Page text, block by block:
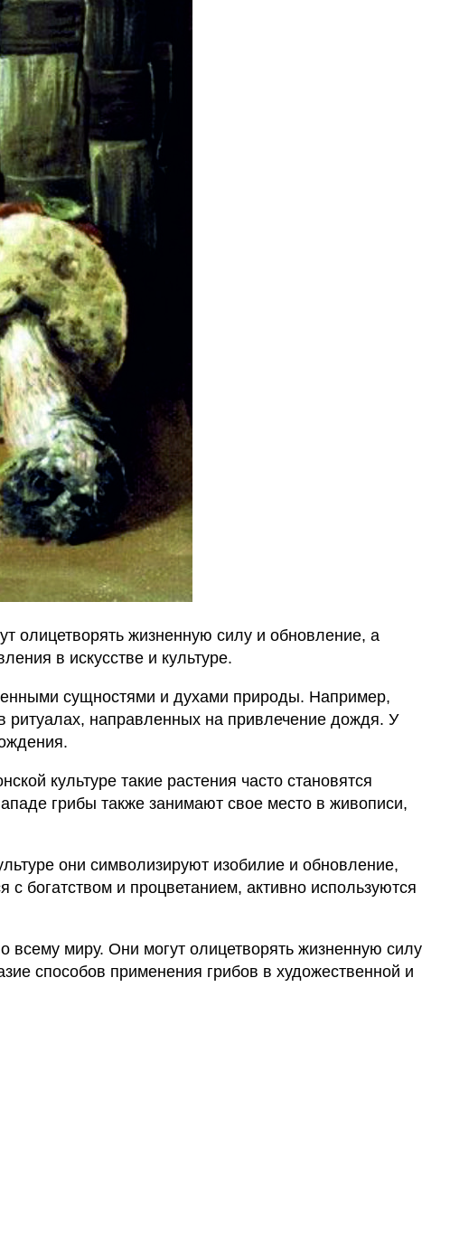
Пряжа Рафия
Пряжа Himalaya
Пряжа Silke
олицетворять жизненную силу и обновление, а
в искусстве и культуре.
сущностями и духами природы. Например,
ритуалах, направленных на привлечение дождя. У
культуре такие растения часто становятся
грибы также занимают свое место в живописи,
они символизируют изобилие и обновление,
богатством и процветанием, активно используются
всему миру. Они могут олицетворять жизненную силу
способов применения грибов в художественной и